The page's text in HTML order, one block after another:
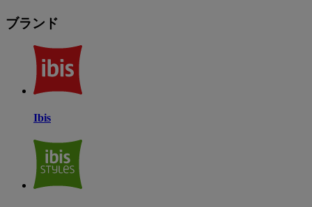
ブランド
Ibis